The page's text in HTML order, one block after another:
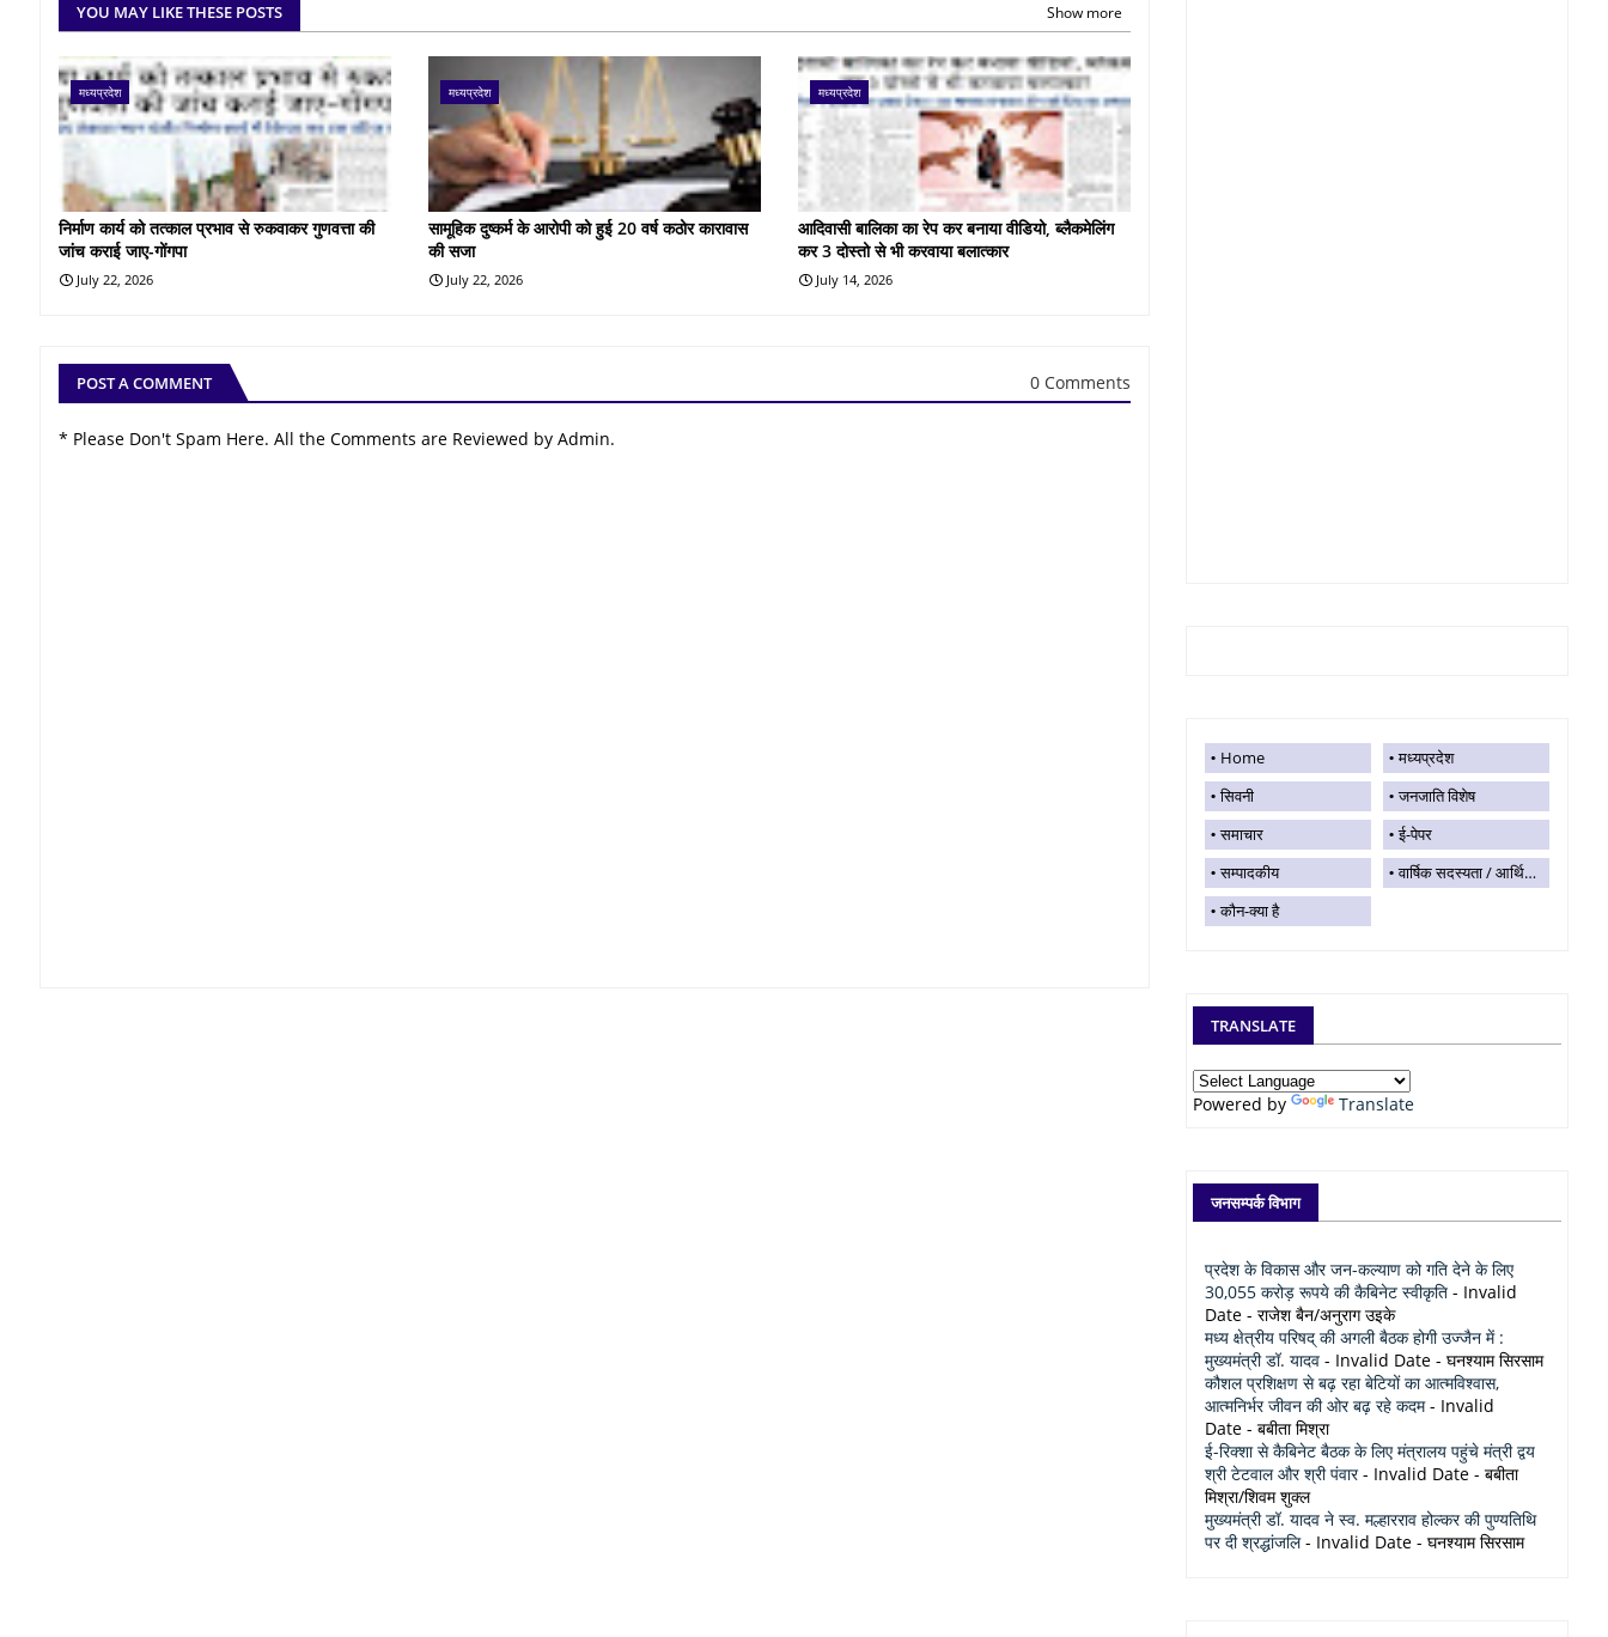
YOU MAY LIKE THESE POSTS Show more
मध्यप्रदेश
निर्माण कार्य को तत्काल प्रभाव से रुकवाकर गुणवत्ता की
जांच कराई जाए-गोंगपा
July 22, 2026
मध्यप्रदेश
सामूहिक दुष्कर्म के आरोपी को हुई 20 वर्ष कठोर कारावास
की सजा
July 22, 2026
मध्यप्रदेश
आदिवासी बालिका का रेप कर बनाया वीडियो, ब्लैकमेलिंग
कर 3 दोस्तो से भी करवाया बलात्कार
July 14, 2026
POST A COMMENT 0 Comments
* Please Don't Spam Here. All the Comments are Reviewed by Admin.
Home
मध्यप्रदेश
सिवनी
जनजाति विशेष
समाचार
ई-पेपर
सम्पादकीय
वार्षिक सदस्यता / आर्थिक सहयोग
कौन-क्या है
TRANSLATE
Powered by Translate
जनसम्पर्क विभाग
प्रदेश के विकास और जन-कल्याण को गति देने के लिए
30,055 करोड़ रूपये की कैबिनेट स्वीकृति - Invalid
Date - राजेश बैन/अनुराग उइके
मध्य क्षेत्रीय परिषद् की अगली बैठक होगी उज्जैन में :
मुख्यमंत्री डॉ. यादव - Invalid Date - घनश्याम सिरसाम
कौशल प्रशिक्षण से बढ़ रहा बेटियों का आत्मविश्वास,
आत्मनिर्भर जीवन की ओर बढ़ रहे कदम- Invalid
Date - बबीता मिश्रा
ई-रिक्शा से कैबिनेट बैठक के लिए मंत्रालय पहुंचे मंत्री द्वय
श्री टेटवाल और श्री पंवार- Invalid Date - बबीता
मिश्रा/शिवम शुक्ल
मुख्यमंत्री डॉ. यादव ने स्व. मल्हारराव होल्कर की पुण्यतिथि
पर दी श्रद्धांजलि- Invalid Date - घनश्याम सिरसाम